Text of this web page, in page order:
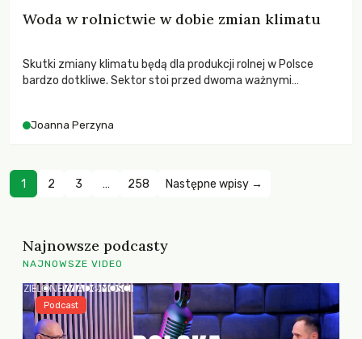
Woda w rolnictwie w dobie zmian klimatu
Skutki zmiany klimatu będą dla produkcji rolnej w Polsce
bardzo dotkliwe. Sektor stoi przed dwoma ważnymi
zachodzących zmian klimatycznych. Wymagać to będzie
Joanna Perzyna
1 2 3 … 258 Następne wpisy →
Najnowsze podcasty
NAJNOWSZE VIDEO
Podcast